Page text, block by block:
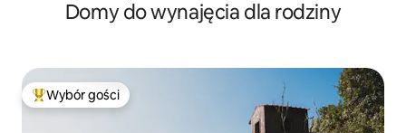
Domy do wynajęcia dla rodziny
Najpopularniejsze z kategorii Wybór gości
Wybór gości